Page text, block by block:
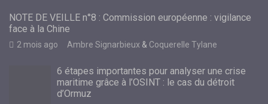
NOTE DE VEILLE n°8 : Commission européenne : vigilance
face à la Chine
2 mois ago Ambre Signarbieux & Coquerelle Tylane
6 étapes importantes pour analyser une crise
maritime grâce à l’OSINT : le cas du détroit
d’Ormuz